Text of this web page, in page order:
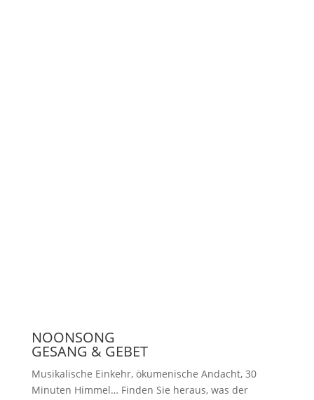
NOONSONG
GESANG & GEBET
Musikalische Einkehr, ökumenische Andacht, 30
Minuten Himmel… Finden Sie heraus, was der